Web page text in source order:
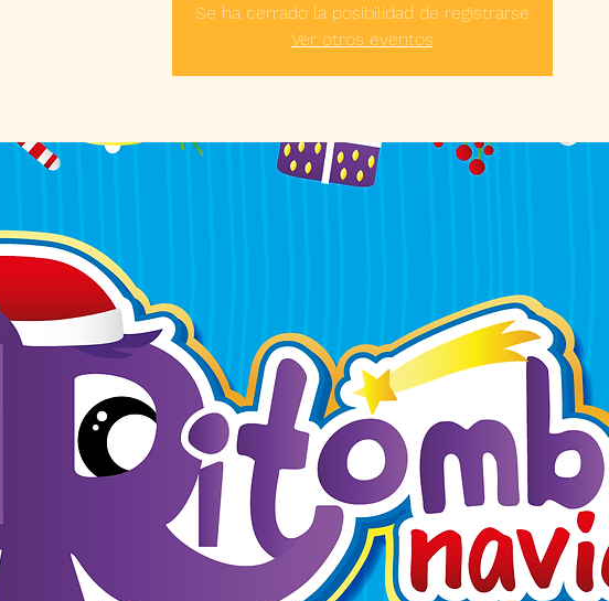
Se ha cerrado la posibilidad de registrarse
Ver otros eventos